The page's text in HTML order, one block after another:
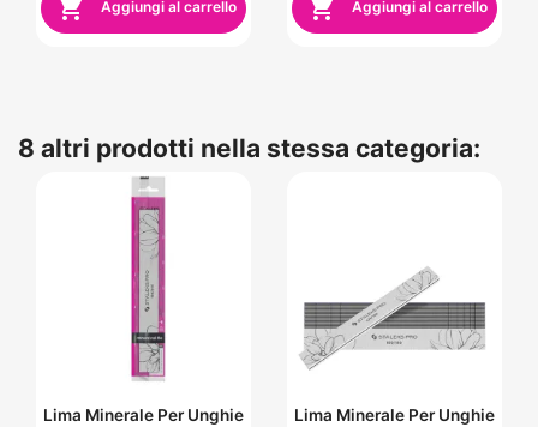
 Aggiungi al carrello  Aggiungi al carrello
8 altri prodotti nella stessa categoria:
Lima Minerale Per Unghie
Lima Minerale Per Unghie